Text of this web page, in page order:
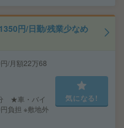
円/日勤/残業少なめ
/月額22万68
★車・バイ
負担 ※敷地外
気になる!